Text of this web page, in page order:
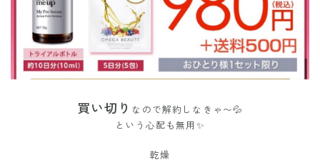
買い切り なので解約しなきゃ〜💦
という心配も無用✨
乾燥